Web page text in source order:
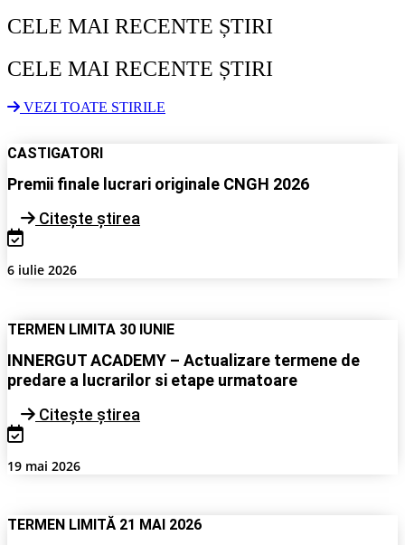
CELE MAI RECENTE ȘTIRI
CELE MAI RECENTE ȘTIRI
VEZI TOATE STIRILE
CASTIGATORI
Premii finale lucrari originale CNGH 2026
Citește știrea
6 iulie 2026
TERMEN LIMITA 30 IUNIE
INNERGUT ACADEMY – Actualizare termene de
predare a lucrarilor si etape urmatoare
Citește știrea
19 mai 2026
TERMEN LIMITĂ 21 MAI 2026